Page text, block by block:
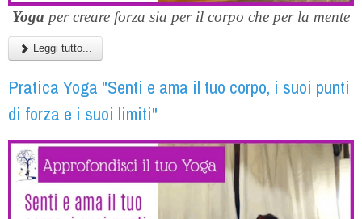
Yoga per creare forza sia per il corpo che per la mente
Leggi tutto...
Pratica Yoga "Senti e ama il tuo corpo, i suoi punti
di forza e i suoi limiti"